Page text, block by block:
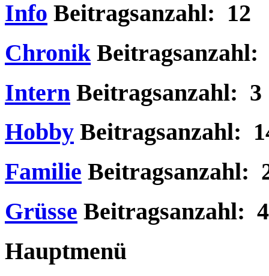
Info Beitragsanzahl: 12
Chronik Beitragsanzahl:
Intern Beitragsanzahl: 3
Hobby Beitragsanzahl:
Familie Beitragsanzahl:
Grüsse Beitragsanzahl: 4
Hauptmenü